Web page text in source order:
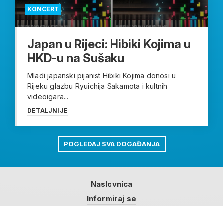
KONCERT
Japan u Rijeci: Hibiki Kojima u
HKD-u na Sušaku
Mladi japanski pijanist Hibiki Kojima donosi u
Rijeku glazbu Ryuichija Sakamota i kultnih
videoigara...
DETALJNIJE
POGLEDAJ SVA DOGAĐANJA
Naslovnica
Informiraj se